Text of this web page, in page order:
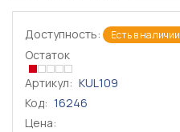
Доступность: Есть в наличии
Остаток
Артикул: KUL109
Код: 16246
Цена: